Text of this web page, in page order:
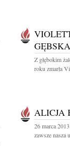
GĘBSKA
Z głębokim
roku zmarła
ALICJA
26 marca
zawsze nasza